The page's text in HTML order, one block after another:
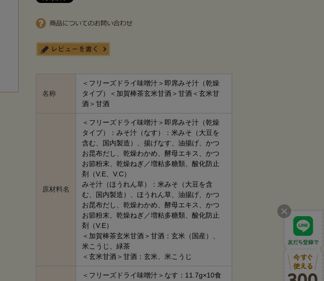
名称
＜フリーズドライ味噌汁＞即席みそ汁（乾燥
タイプ）＜加賀棒茶玄米甘酒＞甘酒＜玄米甘
酒＞甘酒
原材料名
＜フリーズドライ味噌汁＞即席みそ汁（乾燥
タイプ）：みそ汁（なす）：米みそ（大豆を
含む、国内製造）、揚げなす、油揚げ、かつ
お昆布だし、乾燥わかめ、酵母エキス、かつ
お節粉末、乾燥ねぎ／増粘多糖類、酸化防止
剤（V.E、V.C）
みそ汁（ほうれん草）：米みそ（大豆を含
む、国内製造）、ほうれん草、油揚げ、かつ
お昆布だし、乾燥わかめ、酵母エキス、かつ
お節粉末、乾燥ねぎ／増粘多糖類、酸化防止
剤（V.E）
＜加賀棒茶玄米甘酒＞甘酒：玄米（国産）、
米こうじ、緑茶
＜玄米甘酒＞甘酒：玄米、米こうじ
＜フリーズドライ味噌汁＞なす：11.7g×10食